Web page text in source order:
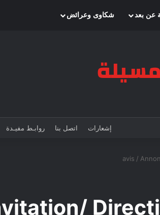
عن بعد شكاوى وعرائض
إشعارات اتصل بنا روابـط مفيـدة
avis /